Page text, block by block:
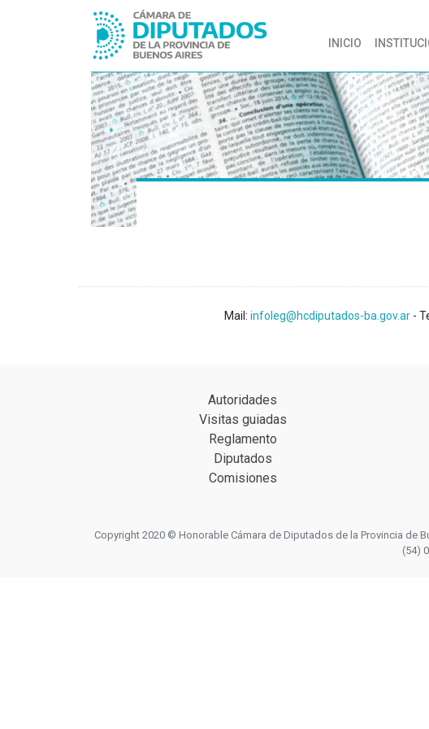
INICIO (CURRENT)
Mail: infoleg@hcdiputados-ba.gov.ar -
Autoridades
Visitas guiadas
Reglamento
Diputados
Comisiones
Copyright 2020 © Honorable Cámara de Diputados de la Provincia de
(54)